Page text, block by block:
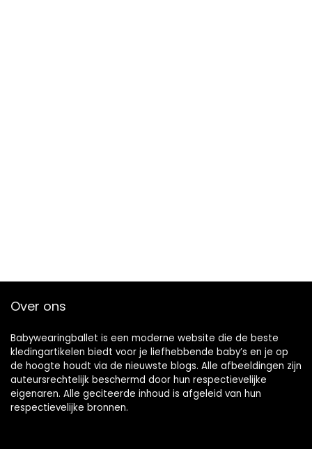
Over ons
Babywearingballet is een moderne website die de beste
kledingartikelen biedt voor je liefhebbende baby’s en je op
de hoogte houdt via de nieuwste blogs. Alle afbeeldingen zijn
auteursrechtelijk beschermd door hun respectievelijke
eigenaren. Alle geciteerde inhoud is afgeleid van hun
respectievelijke bronnen.